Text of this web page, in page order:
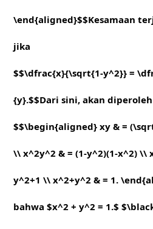
\end{aligned}$$Kesamaan
jika
$$\dfrac{x}{\sqrt{1-y^2}} =
{y}.$$Dari sini, akan diperoleh
$$\begin{aligned} xy & =
\\ x^2y^2 & = (1-y^2)(1-x^2) \\
y^2+1 \\ x^2+y^2 & = 1.
bahwa $x^2 + y^2 = 1.$